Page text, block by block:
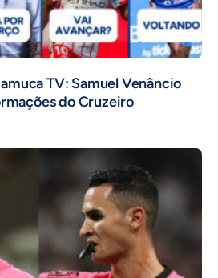
TV: Samuel Venâncio
do Cruzeiro